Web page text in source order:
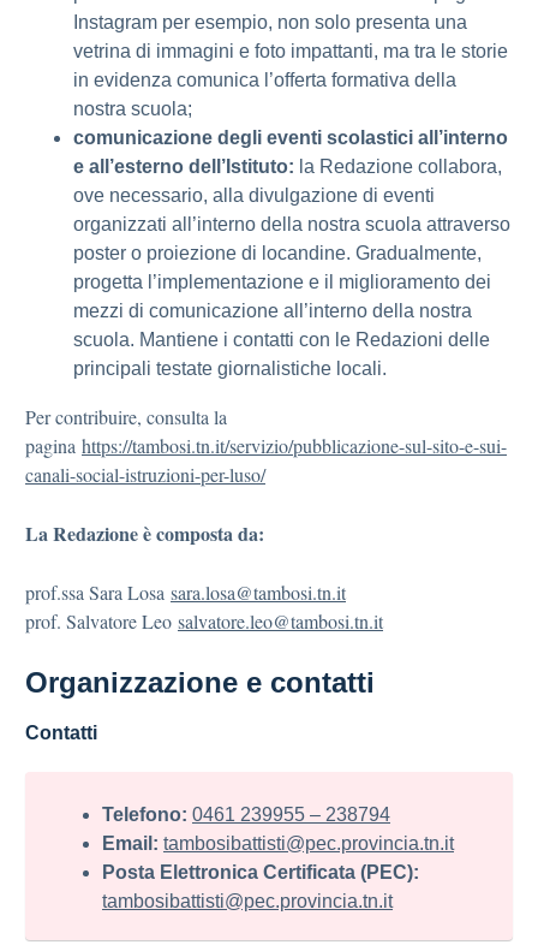
Instagram per esempio, non solo presenta una
vetrina di immagini e foto impattanti, ma tra le storie
in evidenza comunica l’offerta formativa della
nostra scuola;
comunicazione degli eventi scolastici all’interno
e all’esterno dell’Istituto: la Redazione collabora,
ove necessario, alla divulgazione di eventi
organizzati all’interno della nostra scuola attraverso
poster o proiezione di locandine. Gradualmente,
progetta l’implementazione e il miglioramento dei
mezzi di comunicazione all’interno della nostra
scuola. Mantiene i contatti con le Redazioni delle
principali testate giornalistiche locali.
Per contribuire, consulta la
pagina https://tambosi.tn.it/servizio/pubblicazione-sul-sito-e-sui-
canali-social-istruzioni-per-luso/
La Redazione è composta da:
prof.ssa Sara Losa sara.losa@tambosi.tn.it
prof. Salvatore Leo salvatore.leo@tambosi.tn.it
Organizzazione e contatti
Contatti
Telefono: 0461 239955 – 238794
Email: tambosibattisti@pec.provincia.tn.it
Posta Elettronica Certificata (PEC):
tambosibattisti@pec.provincia.tn.it